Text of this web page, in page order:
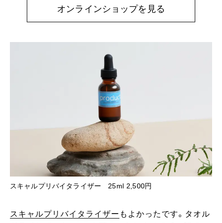
オンラインショップを見る
スキャルプリバイタライザー 25ml 2,500円
スキャルプリバイタライザー もよかったです。タオル